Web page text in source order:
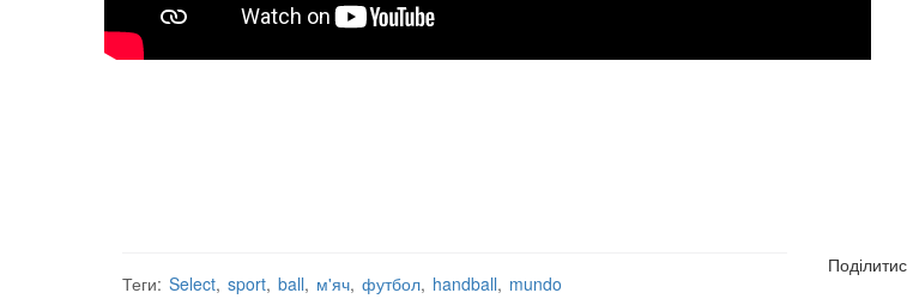
Теги: Select, sport, ball, м'яч, футбол, handball, mundo